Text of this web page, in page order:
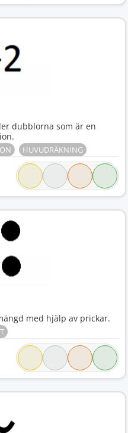
dubblorna som är en
HUVUDRÄKNING
med hjälp av prickar.